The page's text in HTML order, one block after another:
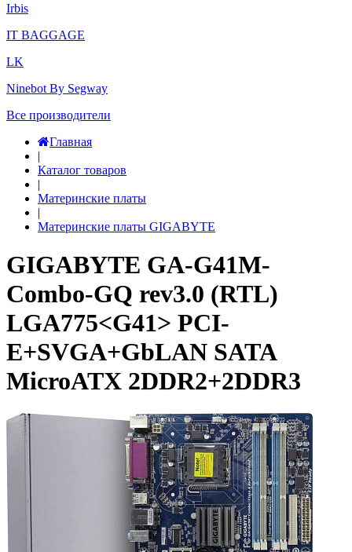
Irbis
IT BAGGAGE
LK
Ninebot By Segway
Все производители
Главная
|
Каталог товаров
|
Материнские платы
|
Материнские платы GIGABYTE
GIGABYTE GA-G41M-
Combo-GQ rev3.0 (RTL)
LGA775<G41> PCI-
E+SVGA+GbLAN SATA
MicroATX 2DDR2+2DDR3